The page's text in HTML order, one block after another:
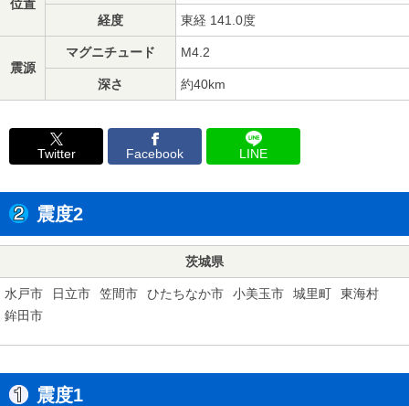
位置
経度 東経 141.0度
震源
マグニチュード M4.2
深さ 約40km
Twitter Facebook LINE
震度2
茨城県
水戸市 日立市 笠間市 ひたちなか市 小美玉市 城里町
東海村
鉾田市
震度1